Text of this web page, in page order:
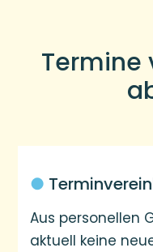
Termine
●
Aus personellen
aktuell keine